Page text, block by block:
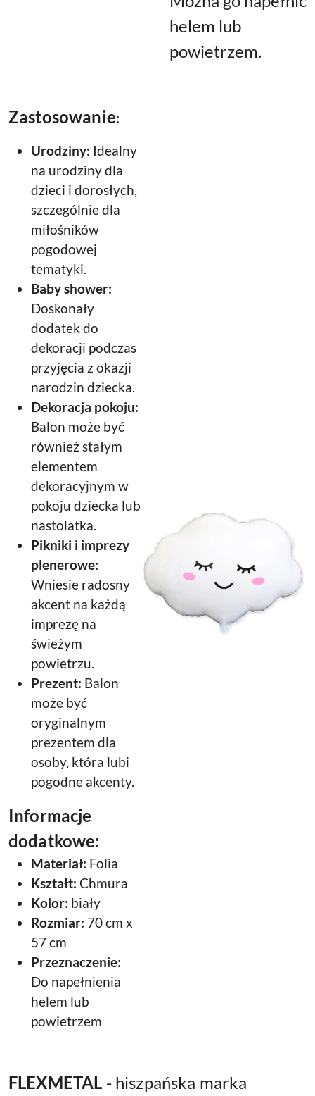
helem lub
powietrzem.
Zastosowanie:
Urodziny: Idealny
na urodziny dla
dzieci i dorosłych,
szczególnie dla
miłośników
pogodowej
tematyki.
Baby shower:
Doskonały
dodatek do
dekoracji podczas
przyjęcia z okazji
narodzin dziecka.
Dekoracja pokoju:
Balon może być
również stałym
elementem
dekoracyjnym w
pokoju dziecka lub
nastolatka.
Pikniki i imprezy
plenerowe:
Wniesie radosny
akcent na każdą
imprezę na
świeżym
powietrzu.
Prezent: Balon
może być
oryginalnym
prezentem dla
osoby, która lubi
pogodne akcenty.
Informacje
dodatkowe:
Materiał: Folia
Kształt: Chmura
Kolor: biały
Rozmiar: 70 cm x
57 cm
Przeznaczenie:
Do napełnienia
helem lub
powietrzem
FLEXMETAL - hiszpańska marka